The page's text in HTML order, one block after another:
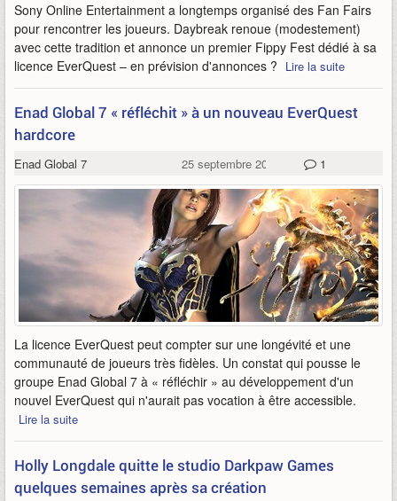
Sony Online Entertainment a longtemps organisé des Fan Fairs
pour rencontrer les joueurs. Daybreak renoue (modestement)
avec cette tradition et annonce un premier Fippy Fest dédié à sa
licence EverQuest – en prévision d'annonces ? Lire la suite
Enad Global 7 « réfléchit » à un nouveau EverQuest
hardcore
Enad Global 7 25 septembre 2023 1
La licence EverQuest peut compter sur une longévité et une
communauté de joueurs très fidèles. Un constat qui pousse le
groupe Enad Global 7 à « réfléchir » au développement d'un
nouvel EverQuest qui n'aurait pas vocation à être accessible.
Lire la suite
Holly Longdale quitte le studio Darkpaw Games
quelques semaines après sa création